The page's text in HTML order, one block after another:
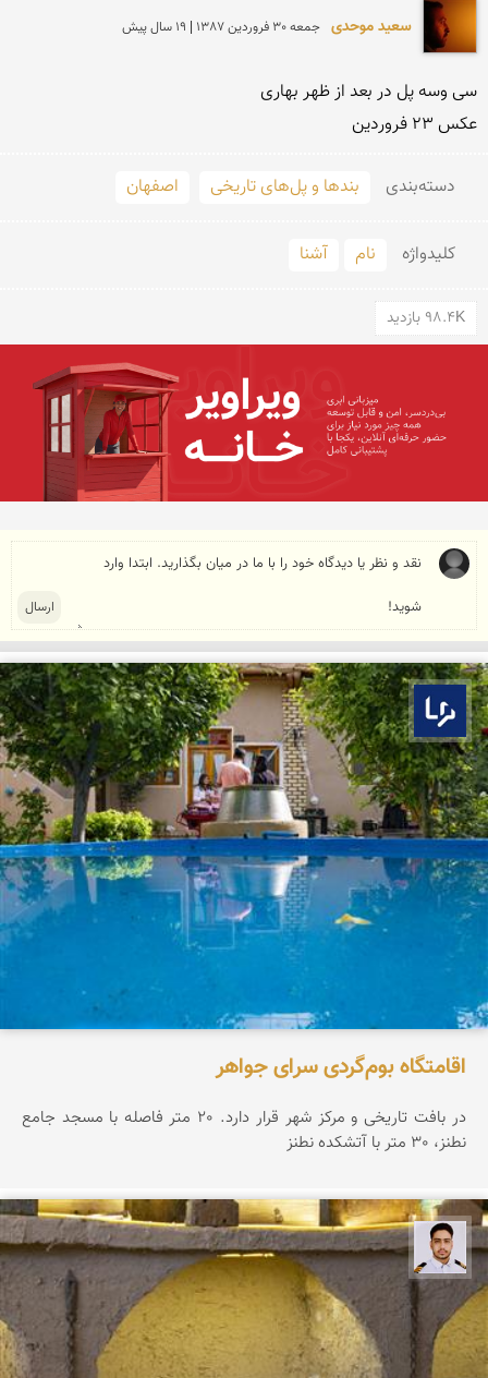
سعید موحدی جمعه 30 فروردين 1387 | 19 سال پیش
عكس 23 فروردین
دسته‌بندی بندها و پل‌های تاریخی اصفهان
کلید‌واژه نام آشنا
98.4K بازدید
بوم ما
اقامتگاه بوم‌گردی سرای جواهر
در بافت تاریخی و مرکز شهر قرار دارد. 20 متر فاصله با مسجد جامع
نطنز، 30 متر با آتشکده نطنز
سعید جواهری